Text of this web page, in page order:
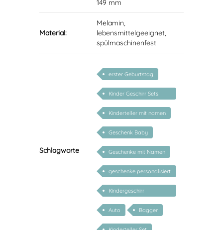
149 mm
Material:
Melamin,
lebensmittelgeeignet,
spülmaschinenfest
Schlagworte
erster Geburtstag
Kinder Geschirr Sets
Melamin
Kinderteller mit namen
Geschenk Baby
Geschenke mit Namen
geschenke personalisiert
kinder
Kindergeschirr
personalisiert
Auto
Bagger